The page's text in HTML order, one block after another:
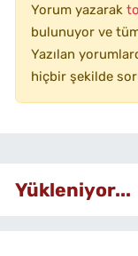
Yorum yazarak
bulunuyor ve
Yazılan
hiçbir şekilde
Yükleniyor...